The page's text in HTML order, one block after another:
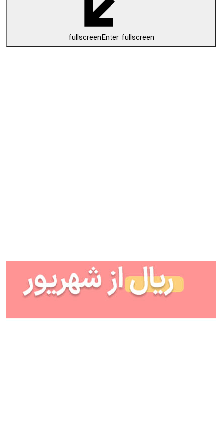
fullscreenEnter fullscreen